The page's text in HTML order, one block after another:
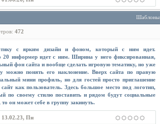
Шаблоны
472
с ярким дизайн и фоном, который с ним идет.
20 информер идет с ним. Ширина у него фиксированная,
фон сайта и вообще сделать игровую тематику, но уже
можно понять его наклонение. Вверх сайта по правую
мини профиль, но для гостей просто приглашение
как пользователь. Здесь большое место под логотип,
по своему стилю поставить и рядом будут социальные
он может себе в группу закинуть.
13.02.23, Пн